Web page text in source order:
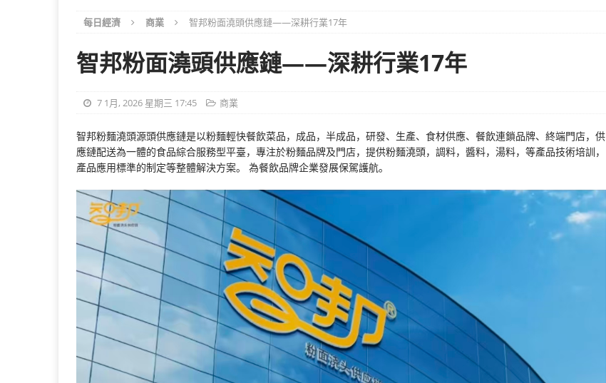
[ 7月 30, 2026 ] 元鼎证券 {香港证监会在册持牌证券机构}
[ 8月 6, 2026 ] 从千岛湖到世界顶级餐桌 卡露伽携手2026新加坡《米其林指南》续写全球化新篇章
[ 8月 5, 2026 ] 75%、494%背后，迈富时如何以 FDE 打造企业级“全栈 Token 工厂”？
每日經濟 商業 智邦粉面澆頭供應鏈——深耕行業17年
智邦粉面澆頭供應鏈——深耕行業17年
7 1月, 2026 星期三 17:45 商業
智邦粉麵澆頭源頭供應鏈是以粉麵輕快餐飲菜品，成品，半成品，研發、生產、食材供應、餐飲連鎖品牌、終端門店，供
應鏈配送為一體的食品綜合服務型平臺，專注於粉麵品牌及門店，提供粉麵澆頭，調料，醬料，湯料，等產品技術培訓，
產品應用標準的制定等整體解決方案。 為餐飲品牌企業發展保駕護航。